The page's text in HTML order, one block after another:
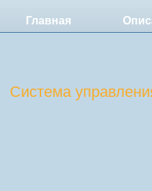
Главная
Система